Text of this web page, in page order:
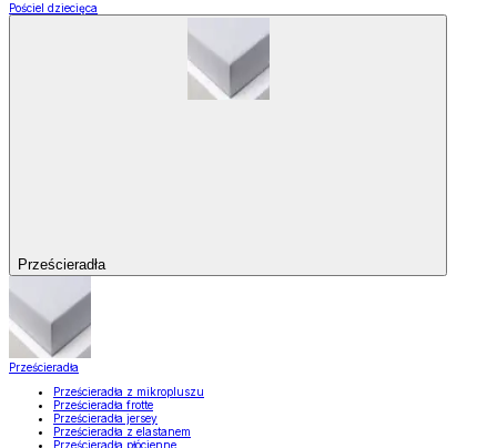
Pościel dziecięca
Prześcieradła
Prześcieradła
Prześcieradła z mikropluszu
Prześcieradła frotte
Prześcieradła jersey
Prześcieradła z elastanem
Prześcieradła płócienne